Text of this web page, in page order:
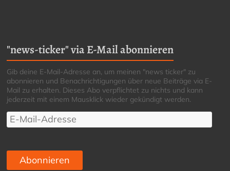
"news-ticker" via E-Mail abonnieren
Gib deine E-Mail-Adresse an, um meinen "news ticker" zu
abonnieren und Benachrichtigungen über neue Beiträge via E-
Mail zu erhalten. Dieses Abo verpflichtet zu nichts und kann
jederzeit mit einem Mausklick wieder gekündigt werden.
E-
Mail-
Abonnieren